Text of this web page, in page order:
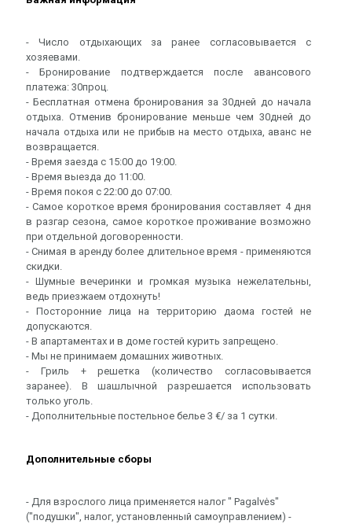
- Число отдыхающих за ранее согласовывается с
хозяевами.
- Бронирование подтверждается после авансового
платежа: 30проц.
- Бесплатная отмена бронирования за 30дней до начала
отдыха. Отменив бронирование меньше чем 30дней до
начала отдыха или не прибыв на место отдыха, аванс не
возвращается.
- Время заезда с 15:00 до 19:00.
- Время выезда до 11:00.
- Время покоя с 22:00 до 07:00.
- Самое короткое время бронирования составляет 4 дня
в разгар сезона, самое короткое проживание возможно
при отдельной договоренности.
- Снимая в аренду более длительное время - применяются
скидки.
- Шумные вечеринки и громкая музыка нежелательны,
ведь приезжаем отдохнуть!
- Посторонние лица на территорию дaома гостей не
допускаются.
- В апартаментах и в доме гостей курить запрещено.
- Мы не принимаем домашних животных.
- Гриль + решетка (количество согласовывается
заранее). В шашлычной разрешается использовать
только уголь.
- Дополнительные постельное белье 3 €/ за 1 сутки.
Дополнительные сборы
- Для взрослого лица применяется налог " Pagalvės"
("подушки", налог, установленный самоуправлением) -